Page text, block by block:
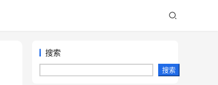
搜索
搜索